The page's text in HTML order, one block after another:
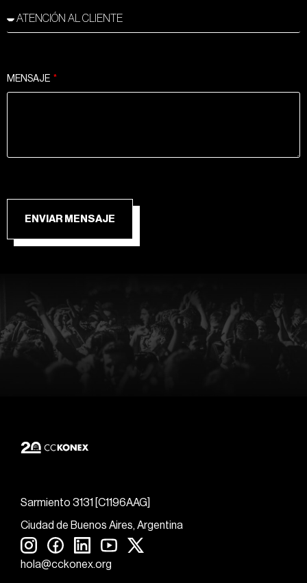
MENSAJE
ENVIAR MENSAJE
Sarmiento 3131 [C1196AAG]
Ciudad de Buenos Aires, Argentina
hola@cckonex.org